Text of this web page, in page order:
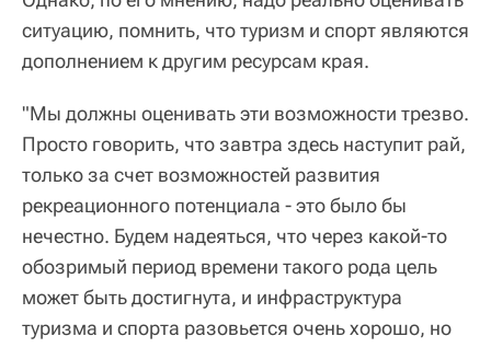
ситуацию, помнить, что туризм и спорт являются
дополнением к другим ресурсам края.
"Мы должны оценивать эти возможности трезво.
Просто говорить, что завтра здесь наступит рай,
только за счет возможностей развития
рекреационного потенциала - это было бы
нечестно. Будем надеяться, что через какой-то
обозримый период времени такого рода цель
может быть достигнута, и инфраструктура
туризма и спорта разовьется очень хорошо, но